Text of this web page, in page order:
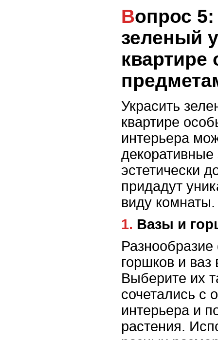
Вопрос 5: Как украсить
зеленый
Украсить
квартире
интерьера
эстетически
придадут
виду комнаты.
1. Вазы и
горшков и ваз
Выберите их
сочетались с
интерьера и
растения.